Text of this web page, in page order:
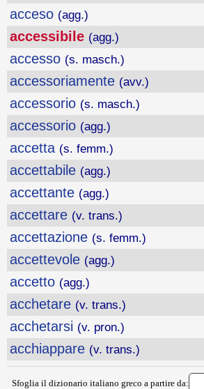
acceso (agg.)
accessibile (agg.)
accesso (s. masch.)
accessoriamente (avv.)
accessorio (s. masch.)
accessorio (agg.)
accetta (s. femm.)
accettabile (agg.)
accettante (agg.)
accettare (v. trans.)
accettazione (s. femm.)
accettevole (agg.)
accetto (agg.)
acchetare (v. trans.)
acchetarsi (v. pron.)
acchiappare (v. trans.)
Sfoglia il dizionario italiano greco a partire da: